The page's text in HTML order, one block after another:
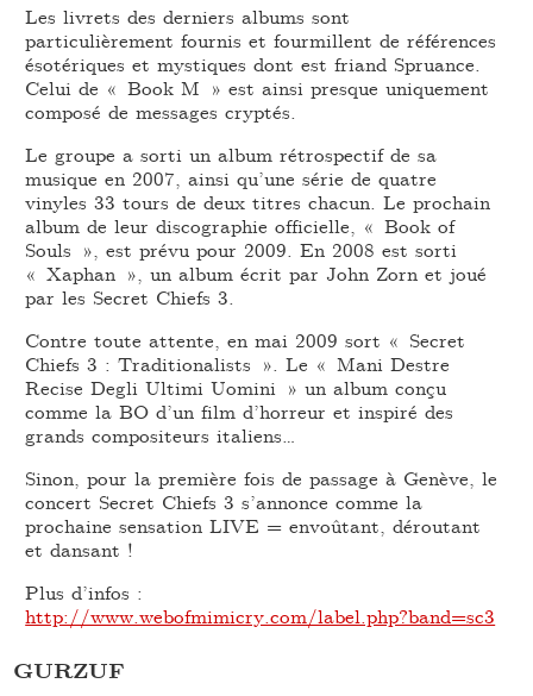
Les livrets des derniers albums sont
particulièrement fournis et fourmillent de références
ésotériques et mystiques dont est friand Spruance.
Celui de « Book M » est ainsi presque uniquement
composé de messages cryptés.
Le groupe a sorti un album rétrospectif de sa
musique en 2007, ainsi qu’une série de quatre
vinyles 33 tours de deux titres chacun. Le prochain
album de leur discographie officielle, « Book of
Souls », est prévu pour 2009. En 2008 est sorti
« Xaphan », un album écrit par John Zorn et joué
par les Secret Chiefs 3.
Contre toute attente, en mai 2009 sort « Secret
Chiefs 3 : Traditionalists ». Le « Mani Destre
Recise Degli Ultimi Uomini » un album conçu
comme la BO d’un film d’horreur et inspiré des
grands compositeurs italiens…
Sinon, pour la première fois de passage à Genève, le
concert Secret Chiefs 3 s’annonce comme la
prochaine sensation LIVE = envoûtant, déroutant
et dansant !
Plus d’infos :
http://www.webofmimicry.com/label.php?band=sc3
GURZUF